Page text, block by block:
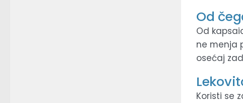
Od
Od
ne menja
osećaj
Koristi se